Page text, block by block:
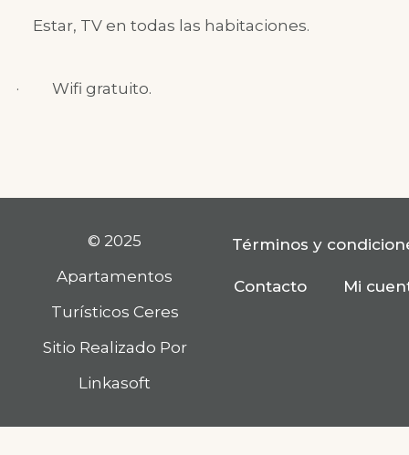
Estar, TV en todas las habitaciones.
· Wifi gratuito.
© 2025
Apartamentos
Turísticos Ceres
Sitio Realizado Por
Linkasoft
Términos y
Contacto Mi